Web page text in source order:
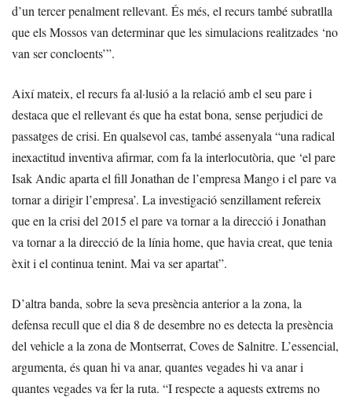
d’un tercer penalment rellevant. És més, el recurs també subratlla
que els Mossos van determinar que les simulacions realitzades ‘no
van ser concloents’”.
Així mateix, el recurs fa al·lusió a la relació amb el seu pare i
destaca que el rellevant és que ha estat bona, sense perjudici de
passatges de crisi. En qualsevol cas, també assenyala “una radical
inexactitud inventiva afirmar, com fa la interlocutòria, que ‘el pare
Isak Andic aparta el fill Jonathan de l’empresa Mango i el pare va
tornar a dirigir l’empresa’. La investigació senzillament refereix
que en la crisi del 2015 el pare va tornar a la direcció i Jonathan
va tornar a la direcció de la línia home, que havia creat, que tenia
èxit i el continua tenint. Mai va ser apartat”.
D’altra banda, sobre la seva presència anterior a la zona, la
defensa recull que el dia 8 de desembre no es detecta la presència
del vehicle a la zona de Montserrat, Coves de Salnitre. L’essencial,
argumenta, és quan hi va anar, quantes vegades hi va anar i
quantes vegades va fer la ruta. “I respecte a aquests extrems no